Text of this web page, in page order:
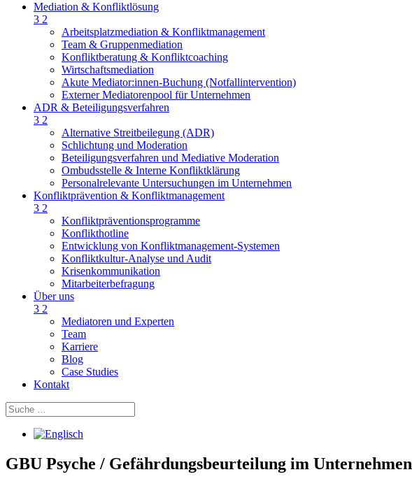
Mediation & Konfliktlösung
3 2
Arbeitsplatzmediation & Konfliktmanagement
Team & Gruppenmediation
Konfliktberatung & Konfliktcoaching
Wirtschaftsmediation
Akute Mediator:innen-Buchung (Notfallintervention)
Externer Mediatorenpool für Unternehmen
ADR & Beteiligungsverfahren
3 2
Alternative Streitbeilegung (ADR)
Schlichtung und Moderation
Beteiligungsverfahren und Mediative Moderation
Ombudsstelle & Interne Konfliktklärung
Personalrelevante Untersuchungen im Unternehmen
Konfliktprävention & Konfliktmanagement
3 2
Konfliktpräventionsprogramme
Konflikthotline
Entwicklung von Konfliktmanagement-Systemen
Konfliktkultur-Analyse und Audit
Krisenkommunikation
Mitarbeiterbefragung
Über uns
3 2
Mediatoren und Experten
Team
Karriere
Blog
Case Studies
Kontakt
GBU Psyche / Gefährdungsbeurteilung im Unternehmen